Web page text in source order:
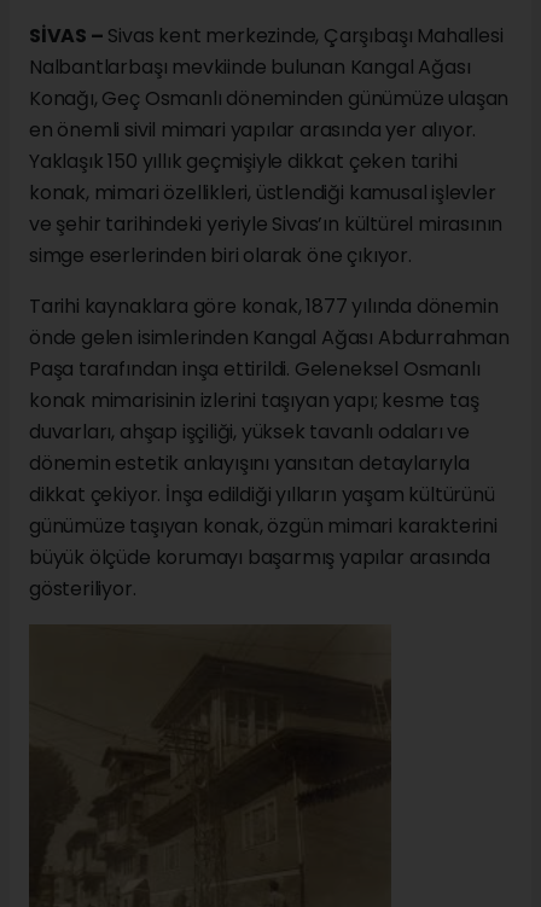
SİVAS – Sivas kent merkezinde, Çarşıbaşı Mahallesi
Nalbantlarbaşı mevkiinde bulunan Kangal Ağası
Konağı, Geç Osmanlı döneminden günümüze ulaşan
en önemli sivil mimari yapılar arasında yer alıyor.
Yaklaşık 150 yıllık geçmişiyle dikkat çeken tarihi
konak, mimari özellikleri, üstlendiği kamusal işlevler
ve şehir tarihindeki yeriyle Sivas’ın kültürel mirasının
simge eserlerinden biri olarak öne çıkıyor.
Tarihi kaynaklara göre konak, 1877 yılında dönemin
önde gelen isimlerinden Kangal Ağası Abdurrahman
Paşa tarafından inşa ettirildi. Geleneksel Osmanlı
konak mimarisinin izlerini taşıyan yapı; kesme taş
duvarları, ahşap işçiliği, yüksek tavanlı odaları ve
dönemin estetik anlayışını yansıtan detaylarıyla
dikkat çekiyor. İnşa edildiği yılların yaşam kültürünü
günümüze taşıyan konak, özgün mimari karakterini
büyük ölçüde korumayı başarmış yapılar arasında
gösteriliyor.